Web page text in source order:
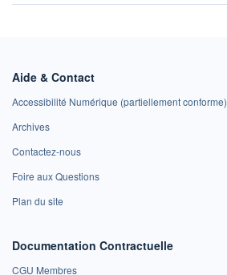
Aide & Contact
Accessibilité Numérique (partiellement conforme)
Archives
Contactez-nous
Foire aux Questions
Plan du site
Documentation Contractuelle
CGU Membres